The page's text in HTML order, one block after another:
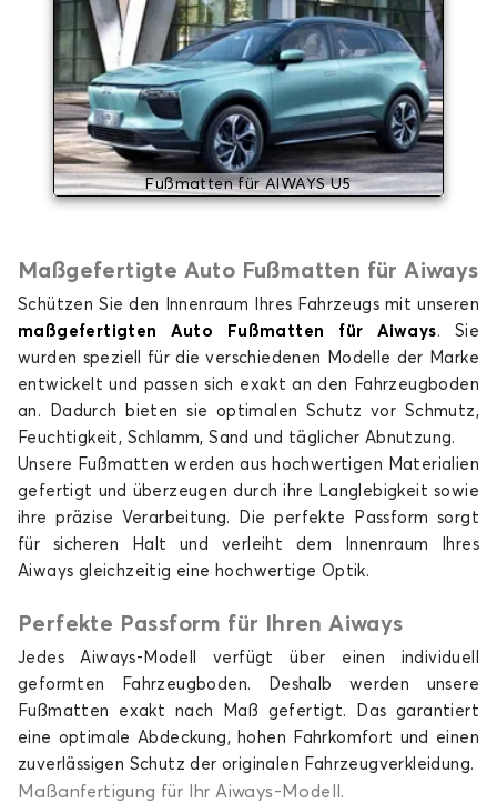
Fußmatten für AIWAYS U5
Maßgefertigte Auto Fußmatten für Aiways
Schützen Sie den Innenraum Ihres Fahrzeugs mit unseren
maßgefertigten Auto Fußmatten für Aiways. Sie
wurden speziell für die verschiedenen Modelle der Marke
entwickelt und passen sich exakt an den Fahrzeugboden
an. Dadurch bieten sie optimalen Schutz vor Schmutz,
Feuchtigkeit, Schlamm, Sand und täglicher Abnutzung.
Unsere Fußmatten werden aus hochwertigen Materialien
gefertigt und überzeugen durch ihre Langlebigkeit sowie
ihre präzise Verarbeitung. Die perfekte Passform sorgt
für sicheren Halt und verleiht dem Innenraum Ihres
Aiways gleichzeitig eine hochwertige Optik.
Perfekte Passform für Ihren Aiways
Jedes Aiways-Modell verfügt über einen individuell
geformten Fahrzeugboden. Deshalb werden unsere
Fußmatten exakt nach Maß gefertigt. Das garantiert
eine optimale Abdeckung, hohen Fahrkomfort und einen
zuverlässigen Schutz der originalen Fahrzeugverkleidung.
Maßanfertigung für Ihr Aiways-Modell.